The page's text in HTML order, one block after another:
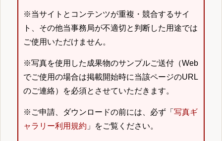
※当サイトとコンテンツが重複・競合するサイ
ト、その他当事務局が不適切と判断した用途では
ご使用いただけません。
※写真を使用した成果物のサンプルご送付（Web
でご使用の場合は掲載開始時に当該ページのURL
のご連絡）を必須とさせていただきます。
※ご申請、ダウンロードの前には、必ず「 写真ギ
ャラリー利用規約 」をご覧ください。